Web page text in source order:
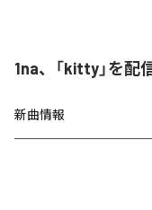
1na、「kitty」を配
新曲情報